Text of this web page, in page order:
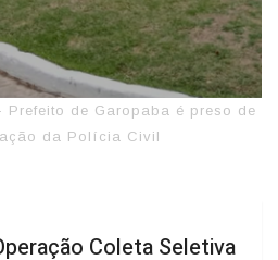
Prefeito de Garopaba é preso de
da Polícia Civil
Coleta Seletiva